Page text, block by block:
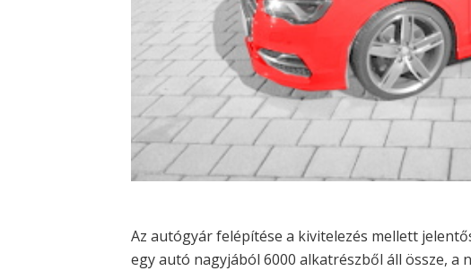
Az autógyár felépítése a kivitelezés mellett
egy autó nagyjából 6000 alkatrészből áll össze, a